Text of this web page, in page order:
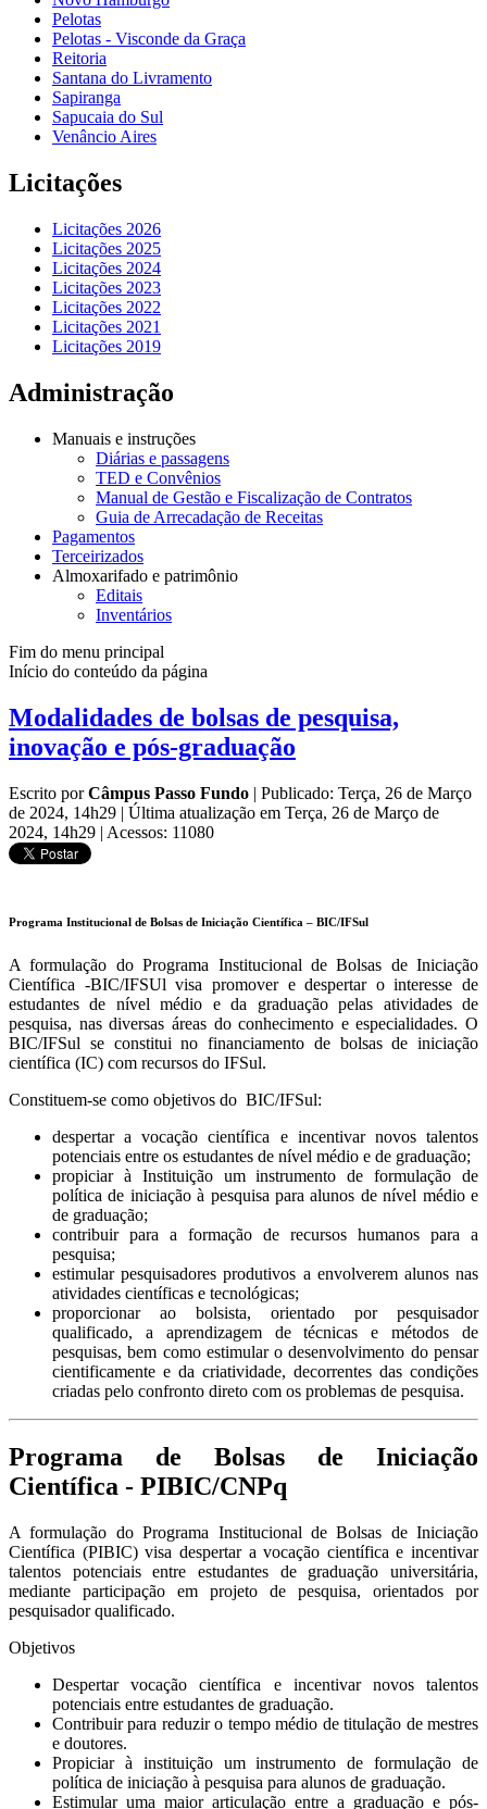
Pelotas
Pelotas - Visconde da Graça
Reitoria
Santana do Livramento
Sapiranga
Sapucaia do Sul
Venâncio Aires
Licitações
Licitações 2026
Licitações 2025
Licitações 2024
Licitações 2023
Licitações 2022
Licitações 2021
Licitações 2019
Administração
Manuais e instruções
Diárias e passagens
TED e Convênios
Manual de Gestão e Fiscalização de Contratos
Guia de Arrecadação de Receitas
Pagamentos
Terceirizados
Almoxarifado e patrimônio
Editais
Inventários
Fim do menu principal
Início do conteúdo da página
Modalidades de bolsas de pesquisa,
inovação e pós-graduação
Escrito porCâmpus Passo Fundo | Publicado: Terça, 26 de Março
de 2024, 14h29 | Última atualização em Terça, 26 de Março de
2024, 14h29 | Acessos: 11080
Programa Institucional de Bolsas de Iniciação Científica – BIC/IFSul
A formulação do Programa Institucional de Bolsas de Iniciação
Científica -BIC/IFSUl visa promover e despertar o interesse de
estudantes de nível médio e da graduação pelas atividades de
pesquisa, nas diversas áreas do conhecimento e especialidades. O
BIC/IFSul se constitui no financiamento de bolsas de iniciação
científica (IC) com recursos do IFSul.
Constituem-se como objetivos do BIC/IFSul:
despertar a vocação científica e incentivar novos talentos
potenciais entre os estudantes de nível médio e de graduação;
propiciar à Instituição um instrumento de formulação de
política de iniciação à pesquisa para alunos de nível médio e
de graduação;
contribuir para a formação de recursos humanos para a
pesquisa;
estimular pesquisadores produtivos a envolverem alunos nas
atividades científicas e tecnológicas;
proporcionar ao bolsista, orientado por pesquisador
qualificado, a aprendizagem de técnicas e métodos de
pesquisas, bem como estimular o desenvolvimento do pensar
cientificamente e da criatividade, decorrentes das condições
criadas pelo confronto direto com os problemas de pesquisa.
Programa de Bolsas de Iniciação
Científica - PIBIC/CNPq
A formulação do Programa Institucional de Bolsas de Iniciação
Científica (PIBIC) visa despertar a vocação científica e incentivar
talentos potenciais entre estudantes de graduação universitária,
mediante participação em projeto de pesquisa, orientados por
pesquisador qualificado.
Objetivos
Despertar vocação científica e incentivar novos talentos
potenciais entre estudantes de graduação.
Contribuir para reduzir o tempo médio de titulação de mestres
e doutores.
Propiciar à instituição um instrumento de formulação de
política de iniciação à pesquisa para alunos de graduação.
Estimular uma maior articulação entre a graduação e pós-